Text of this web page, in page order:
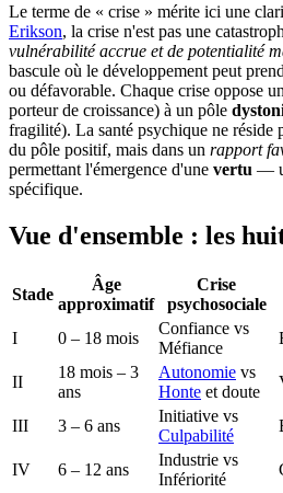
Le terme de « crise » mérite ici une
Erikson, la crise n'est pas une
vulnérabilité accrue et de potentialité
bascule où le développement peut
ou défavorable. Chaque crise oppose
porteur de croissance) à un pôle
fragilité). La santé psychique ne réside
du pôle positif, mais dans un rapport
permettant l'émergence d'une vertu —
spécifique.
Vue d'ensemble : les
Stade
Âge
approximatif
Crise
psychosociale
I
0 – 18 mois
Confiance vs
Méfiance
II
18 mois – 3
ans
Autonomie vs
Honte et doute
III 3 – 6 ans
Initiative vs
Culpabilité
IV 6 – 12 ans
Industrie vs
Infériorité